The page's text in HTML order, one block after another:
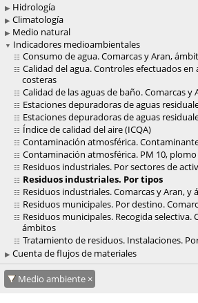
Hidrología
Climatología
Medio natural
Indicadores medioambientales
Consumo de agua. Comarcas y Aran,
Calidad del agua. Controles efectuados
costeras
Calidad de las aguas de baño. Comarcas y
Estaciones depuradoras de aguas
Estaciones depuradoras de aguas
Índice de calidad del aire (ICQA)
Contaminación atmosférica.
Contaminación atmosférica. PM 10,
Residuos industriales. Por sectores de
Residuos industriales. Por tipos
Residuos industriales. Comarcas y Aran, y
Residuos municipales. Por destino.
Residuos municipales. Recogida selectiva.
ámbitos
Tratamiento de residuos. Instalaciones.
Cuenta de flujos de materiales
Medio ambiente